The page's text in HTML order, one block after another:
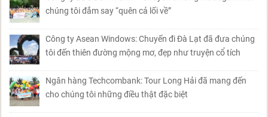
chúng tôi đắm say “quên cả lối về”
Công ty Asean Windows: Chuyến đi Đà Lạt đã đưa chúng
tôi đến thiên đường mộng mơ, đẹp như truyện cổ tích
Ngân hàng Techcombank: Tour Long Hải đã mang đến
cho chúng tôi những điều thật đặc biệt